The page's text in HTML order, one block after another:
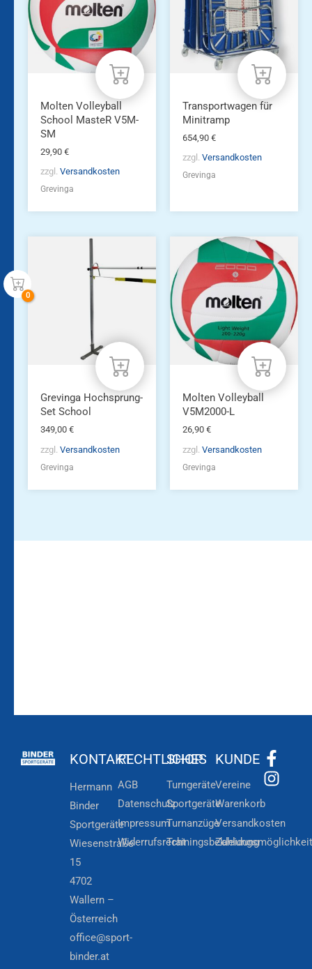
Molten Volleyball
School MasteR V5M-
SM
29,90 €
zzgl. Versandkosten
Grevinga
Transportwagen für
Minitramp
654,90 €
zzgl. Versandkosten
Grevinga
Grevinga Hochsprung-
Set School
349,00 €
zzgl. Versandkosten
Grevinga
Molten Volleyball
V5M2000-L
26,90 €
zzgl. Versandkosten
Grevinga
KONTAKT
Hermann
Binder
Sportgeräte
Wiesenstraße
15
4702
Wallern –
Österreich
office@sport-
binder.at
RECHTLICHES
AGB
Datenschutz
Impressum
Widerrufsrecht
SHOP
Turngeräte
Sportgeräte
Turnanzüge
Trainingsbekleidung
KUNDE
Vereine
Warenkorb
Versandkosten